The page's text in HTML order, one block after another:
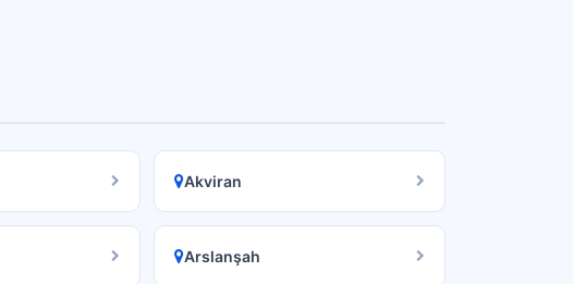
Akviran
Arslanşah